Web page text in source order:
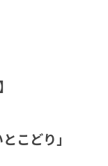
こどり」